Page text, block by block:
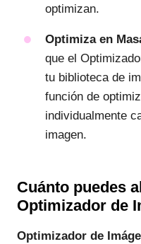
optimizan.
Optimiza en
que el
tu biblioteca de
función de
individualmente
imagen.
Cuánto puedes
Optimizador de
Optimizador de